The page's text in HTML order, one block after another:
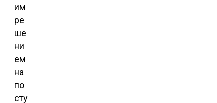
им
ре
ше
ни
ем
на
по
сту